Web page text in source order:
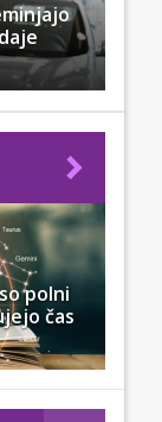
polni
čas